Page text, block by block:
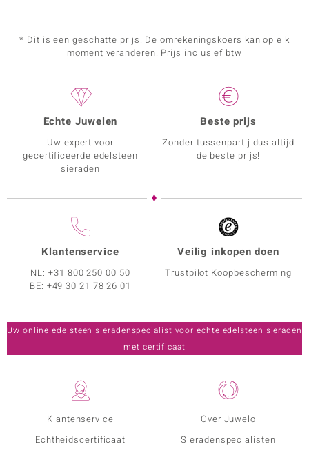
* Dit is een geschatte prijs. De omrekeningskoers kan op elk
moment veranderen. Prijs inclusief btw
Klantenservice
Echtheidscertificaat
Over Juwelo
Sieradenspecialisten
Echte Juwelen
Uw expert voor
gecertificeerde edelsteen
sieraden
Beste prijs
Zonder tussenpartij dus altijd
de beste prijs!
Klantenservice
NL:+31 800 250 00 50
BE: +49 30 21 78 26 01
Veilig inkopen doen
Trustpilot Koopbescherming
Uw online edelsteen sieradenspecialist voor echte edelsteen sieraden
met certificaat